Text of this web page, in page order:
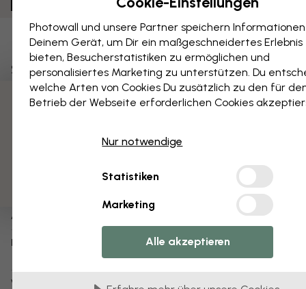
Als Favorit speichern
Schwere Fahrzeuge - Bw
Über das Produkt:
leinwandbild
Weitere Informationen über unsere
Poster
Varianten dieses Motivs:
Photowall und unsere Partner speichern
Deinem Gerät, um Dir ein maßgeschneidertes Erlebnis
bieten, Besucherstatistiken zu ermöglichen und
personalisiertes Marketing zu unterstützen. Du
welche Arten von Cookies Du zusätzlich zu den für
Betrieb der Webseite erforderlichen Cookies
Nur notwendige
Statistiken
Marketing
Alle akzeptieren